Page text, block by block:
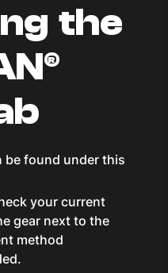
the
be found under this
your current
gear next to the
method